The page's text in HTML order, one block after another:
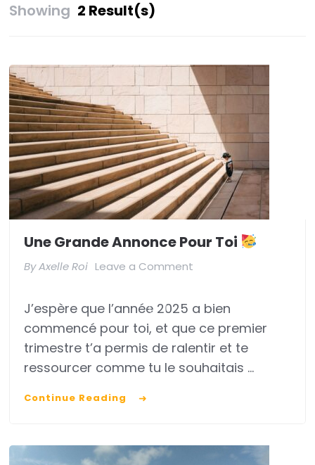
Showing 2 Result(s)
Une Grande Annonce Pour Toi
ByAxelle Roi Leave a Comment
grande
annonce
pour
J’espère que l’année 2025 a bien
commencé pour toi, et que ce premier
trimestre t’a permis de ralentir et te
ressourcer comme tu le souhaitais …
Continue Reading